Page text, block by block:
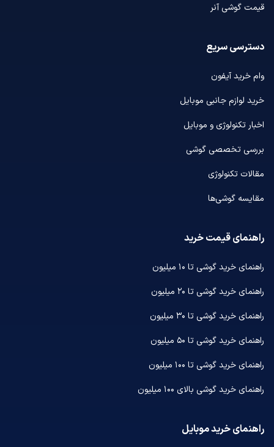
قیمت گوشی آنر
دسترسی سریع
وام خرید آیفون
خرید لوازم جانبی موبایل
اخبار تکنولوژی و موبایل
بررسی تخصصی گوشی
مقالات تکنولوژی
مقایسه گوشی‌ها
راهنمای قیمت خرید
راهنمای خرید گوشی تا ۱۰ میلیون
راهنمای خرید گوشی تا ۲۰ میلیون
راهنمای خرید گوشی تا ۳۰ میلیون
راهنمای خرید گوشی تا ۵۰ میلیون
راهنمای خرید گوشی تا ۱۰۰ میلیون
راهنمای خرید گوشی بالای ۱۰۰ میلیون
راهنمای خرید موبایل